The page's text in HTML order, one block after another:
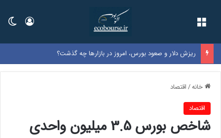
ورود
ریزش دلار و صعود بورس، امروز در بازارها چه گذشت؟
خانه/اقتصاد
اقتصاد
شاخص بورس 3.5 میلیون واحدی